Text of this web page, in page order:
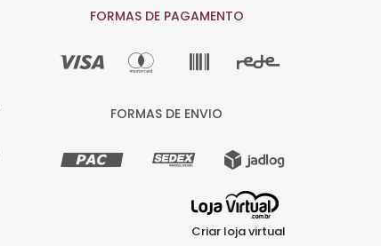
FORMAS DE PAGAMENTO
FORMAS DE ENVIO
Criar loja virtual